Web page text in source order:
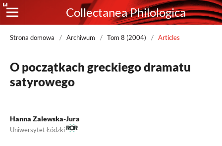
Collectanea Philologica
Strona domowa / Archiwum / Tom 8 (2004) / Articles
O początkach greckiego dramatu
satyrowego
Hanna Zalewska-Jura
Uniwersytet Łódzki